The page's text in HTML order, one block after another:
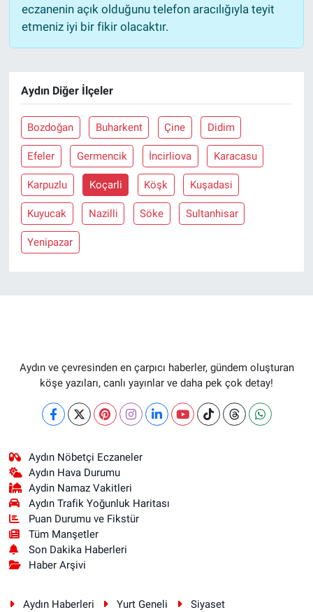
eczanenin açık olduğunu telefon aracılığıyla teyit
etmeniz iyi bir fikir olacaktır.
Aydın Diğer İlçeler
Bozdoğan Buharkent Çine Didim
Efeler Germencik İncirliova Karacasu
Karpuzlu Koçarli Köşk Kuşadasi
Kuyucak Nazilli Söke Sultanhisar
Yenipazar
Aydın ve çevresinden en çarpıcı haberler, gündem oluşturan
köşe yazıları, canlı yayınlar ve daha pek çok detay!
Aydın Nöbetçi Eczaneler
Aydın Hava Durumu
Aydin Namaz Vakitleri
Aydın Trafik Yoğunluk Haritası
Puan Durumu ve Fikstür
Tüm Manşetler
Son Dakika Haberleri
Haber Arşivi
Aydın Haberleri Yurt Geneli Siyaset